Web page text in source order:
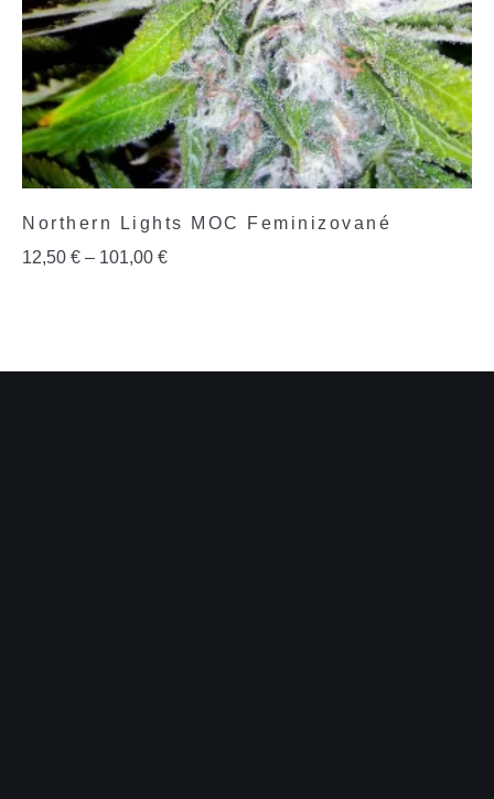
Northern Lights MOC Feminizované
12,50 € – 101,00 €